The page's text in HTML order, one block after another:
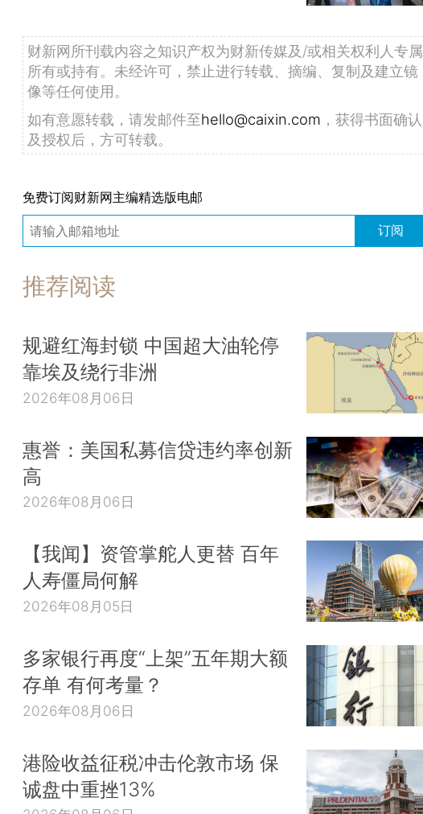
财新网所刊载内容之知识产权为财新传媒及/或相关权利人专属
所有或持有。未经许可，禁止进行转载、摘编、复制及建立镜
像等任何使用。
如有意愿转载，请发邮件至hello@caixin.com ，获得书面确认
及授权后，方可转载。
免费订阅财新网主编精选版电邮
订阅
推荐阅读
规避红海封锁 中国超大油轮停
靠埃及绕行非洲
2026年08月06日
惠誉：美国私募信贷违约率创新
高
2026年08月06日
【我闻】资管掌舵人更替 百年
人寿僵局何解
2026年08月05日
多家银行再度“上架”五年期大额
存单 有何考量？
2026年08月06日
港险收益征税冲击伦敦市场 保
诚盘中重挫13%